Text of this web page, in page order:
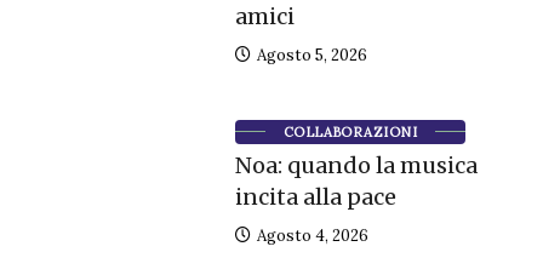
amici
Agosto 5, 2026
COLLABORAZIONI
Noa: quando la musica
incita alla pace
Agosto 4, 2026